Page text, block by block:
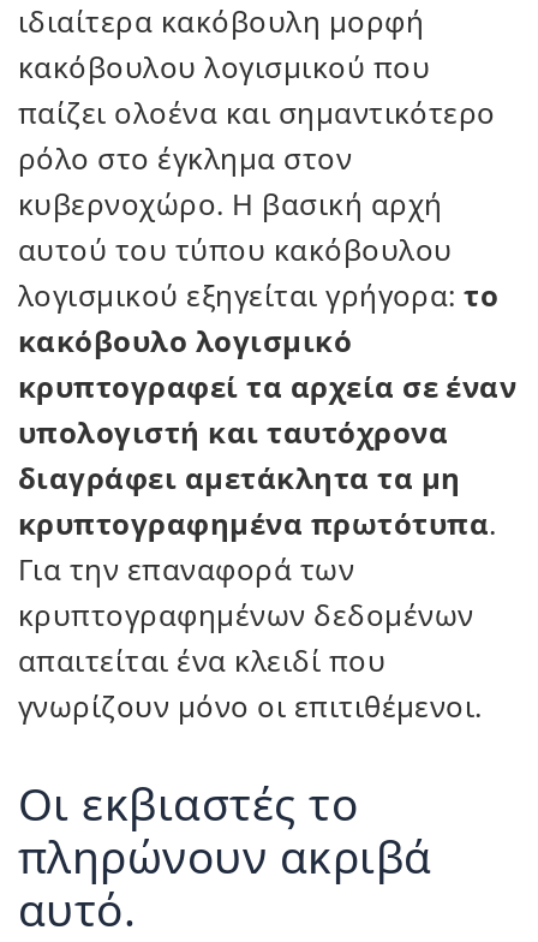
ιδιαίτερα κακόβουλη μορφή
κακόβουλου λογισμικού που
παίζει ολοένα και σημαντικότερο
ρόλο στο έγκλημα στον
κυβερνοχώρο. Η βασική αρχή
αυτού του τύπου κακόβουλου
λογισμικού εξηγείται γρήγορα:το
κακόβουλο λογισμικό
κρυπτογραφεί τα αρχεία σε έναν
υπολογιστή και ταυτόχρονα
διαγράφει αμετάκλητα τα μη
κρυπτογραφημένα πρωτότυπα.
Για την επαναφορά των
κρυπτογραφημένων δεδομένων
απαιτείται ένα κλειδί που
γνωρίζουν μόνο οι επιτιθέμενοι.
Οι εκβιαστές το
πληρώνουν ακριβά
αυτό.